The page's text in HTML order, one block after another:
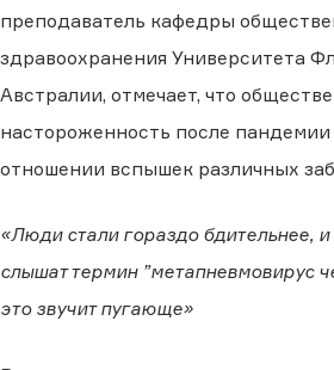
преподаватель кафедры
здравоохранения Университета
Австралии, отмечает, что
настороженность после пандемии
отношении вспышек различных
«Люди стали гораздо бдительнее, и
слышат термин ”метапневмовирус
это звучит пугающе»